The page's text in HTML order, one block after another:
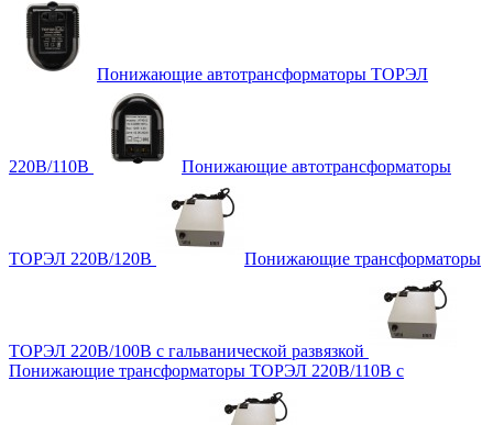
Понижающие автотрансформаторы ТОРЭЛ
220В/110В Понижающие автотрансформаторы
ТОРЭЛ 220В/120В Понижающие трансформаторы
ТОРЭЛ 220В/100В с гальванической развязкой
Понижающие трансформаторы ТОРЭЛ 220В/110В с